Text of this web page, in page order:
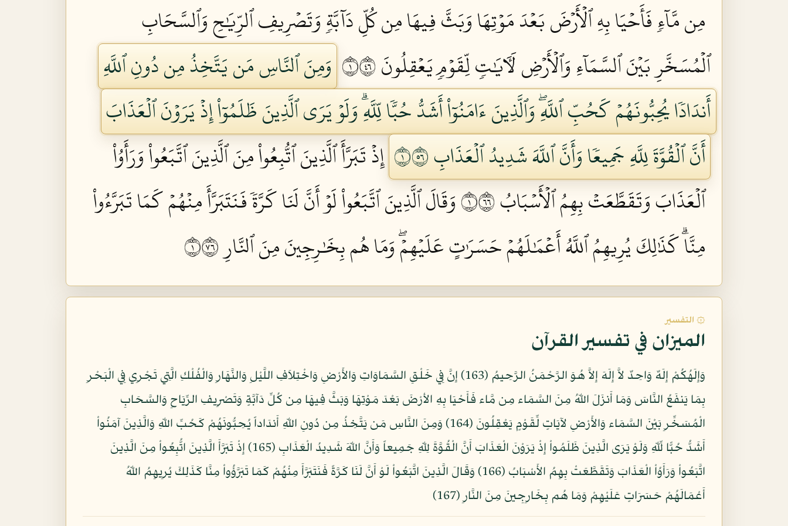
مِن مَّآءٖ فَأَحۡيَا بِهِ ٱلۡأَرۡضَ بَعۡدَ مَوۡتِهَا وَبَثَّ فِيهَا مِن كُلِّ دَآبَّةٖ وَتَصۡرِيفِ ٱلرِّيَٰحِ وَٱلسَّحَابِ
ٱلۡمُسَخَّرِ بَيۡنَ ٱلسَّمَآءِ وَٱلۡأَرۡضِ لَأٓيَٰتٖ لِّقَوۡمٖ يَعۡقِلُونَ ١٦٤
وَمِنَ ٱلنَّاسِ مَن يَتَّخِذُ مِن دُونِ ٱللَّهِ
أَندَادٗا يُحِبُّونَهُمۡ كَحُبِّ ٱللَّهِۖ وَٱلَّذِينَ ءَامَنُوٓاْ أَشَدُّ حُبّٗا لِّلَّهِۗ وَلَوۡ يَرَى ٱلَّذِينَ ظَلَمُوٓاْ إِذۡ يَرَوۡنَ ٱلۡعَذَابَ
أَنَّ ٱلۡقُوَّةَ لِلَّهِ جَمِيعٗا وَأَنَّ ٱللَّهَ شَدِيدُ ٱلۡعَذَابِ ١٦٥
إِذۡ تَبَرَّأَ ٱلَّذِينَ ٱتُّبِعُواْ مِنَ ٱلَّذِينَ ٱتَّبَعُواْ وَرَأَوُاْ
ٱلۡعَذَابَ وَتَقَطَّعَتۡ بِهِمُ ٱلۡأَسۡبَابُ ١٦٦
وَقَالَ ٱلَّذِينَ ٱتَّبَعُواْ لَوۡ أَنَّ لَنَا كَرَّةٗ فَنَتَبَرَّأَ مِنۡهُمۡ كَمَا تَبَرَّءُواْ
مِنَّاۗ كَذَٰلِكَ يُرِيهِمُ ٱللَّهُ أَعۡمَٰلَهُمۡ حَسَرَٰتٍ عَلَيۡهِمۡۖ وَمَا هُم بِخَٰرِجِينَ مِنَ ٱلنَّارِ ١٦٧
۞ التفسير
الميزان في تفسير القرآن
وَإِلَهُكُمْ إِلَهٌ وَاحِدٌ لاَّ إِلَهَ إِلاَّ هُوَ الرَّحْمَنُ الرَّحِيمُ (163) إِنَّ فِي خَلْقِ السَّمَاوَاتِ وَالأَرْضِ وَاخْتِلاَفِ اللَّيْلِ وَالنَّهَارِ وَالْفُلْكِ الَّتِي تَجْرِي فِي الْبَحْرِ
بِمَا يَنفَعُ النَّاسَ وَمَا أَنزَلَ اللّهُ مِنَ السَّمَاء مِن مَّاء فَأَحْيَا بِهِ الأرْضَ بَعْدَ مَوْتِهَا وَبَثَّ فِيهَا مِن كُلِّ دَآبَّةٍ وَتَصْرِيفِ الرِّيَاحِ وَالسَّحَابِ
الْمُسَخِّرِ بَيْنَ السَّمَاء وَالأَرْضِ لآيَاتٍ لِّقَوْمٍ يَعْقِلُونَ (164) وَمِنَ النَّاسِ مَن يَتَّخِذُ مِن دُونِ اللّهِ أَندَاداً يُحِبُّونَهُمْ كَحُبِّ اللّهِ وَالَّذِينَ آمَنُواْ
أَشَدُّ حُبًّا لِّلّهِ وَلَوْ يَرَى الَّذِينَ ظَلَمُواْ إِذْ يَرَوْنَ الْعَذَابَ أَنَّ الْقُوَّةَ لِلّهِ جَمِيعاً وَأَنَّ اللّهَ شَدِيدُ الْعَذَابِ (165) إِذْ تَبَرَّأَ الَّذِينَ اتُّبِعُواْ مِنَ الَّذِينَ
اتَّبَعُواْ وَرَأَوُاْ الْعَذَابَ وَتَقَطَّعَتْ بِهِمُ الأَسْبَابُ (166) وَقَالَ الَّذِينَ اتَّبَعُواْ لَوْ أَنَّ لَنَا كَرَّةً فَنَتَبَرَّأَ مِنْهُمْ كَمَا تَبَرَّؤُواْ مِنَّا كَذَلِكَ يُرِيهِمُ اللّهُ
أَعْمَالَهُمْ حَسَرَاتٍ عَلَيْهِمْ وَمَا هُم بِخَارِجِينَ مِنَ النَّارِ (167)